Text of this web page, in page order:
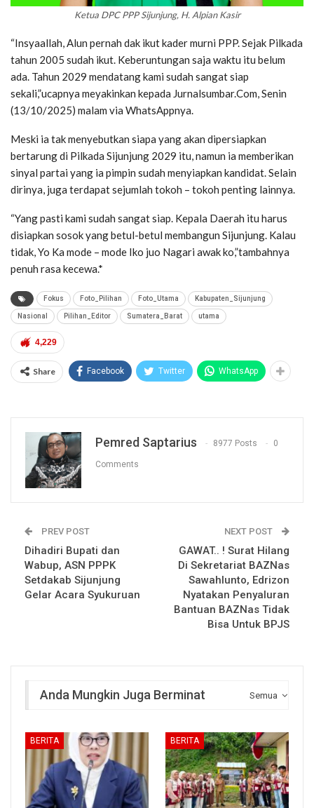
Ketua DPC PPP Sijunjung, H. Alpian Kasir
“Insyaallah, Alun pernah dak ikut kader murni PPP. Sejak Pilkada
tahun 2005 sudah ikut. Keberuntungan saja waktu itu belum
ada. Tahun 2029 mendatang kami sudah sangat siap
sekali,”ucapnya meyakinkan kepada Jurnalsumbar.Com, Senin
(13/10/2025) malam via WhatsAppnya.
Meski ia tak menyebutkan siapa yang akan dipersiapkan
bertarung di Pilkada Sijunjung 2029 itu, namun ia memberikan
sinyal partai yang ia pimpin sudah menyiapkan kandidat. Selain
dirinya, juga terdapat sejumlah tokoh – tokoh penting lainnya.
“Yang pasti kami sudah sangat siap. Kepala Daerah itu harus
disiapkan sosok yang betul-betul membangun Sijunjung. Kalau
tidak, Yo Ka mode – mode Iko juo Nagari awak ko,”tambahnya
penuh rasa kecewa.*
Fokus Foto_Pilihan Foto_Utama Kabupaten_Sijunjung
Nasional Pilihan_Editor Sumatera_Barat utama
4,229
Share Facebook Twitter WhatsApp
Pemred Saptarius 8977 Posts 0
Comments
PREV POST
Dihadiri Bupati dan
Wabup, ASN PPPK
Setdakab Sijunjung
Gelar Acara Syukuruan
NEXT POST
GAWAT.. ! Surat Hilang
Di Sekretariat BAZNas
Sawahlunto, Edrizon
Nyatakan Penyaluran
Bantuan BAZNas Tidak
Bisa Untuk BPJS
Semua
Anda Mungkin Juga Berminat
BERITA BERITA